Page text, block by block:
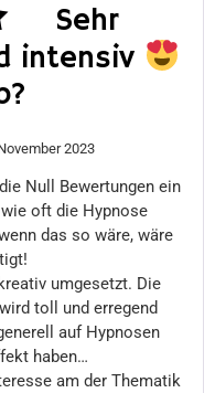
Sehr
intensiv
2023
Null Bewertungen ein
oft die Hypnose
das so wäre, wäre
umgesetzt. Die
toll und erregend
auf Hypnosen
haben…
am der Thematik